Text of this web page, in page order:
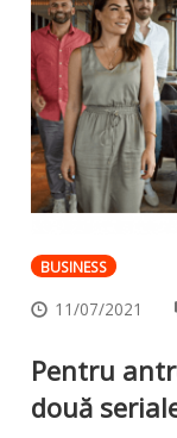
BUSINESS
11/07/2021
Pentru
două